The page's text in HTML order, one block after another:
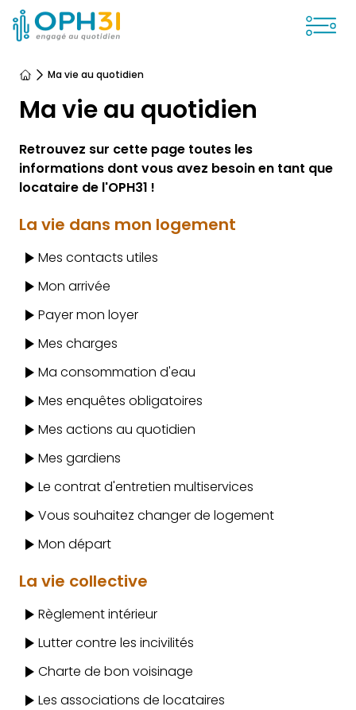
AccueilMa vie au quotidien
Ma vie au quotidien
Retrouvez sur cette page toutes les
informations dont vous avez besoin en tant que
locataire de l'OPH31 !
La vie dans mon logement
Mes contacts utiles
Mon arrivée
Payer mon loyer
Mes charges
Ma consommation d'eau
Mes enquêtes obligatoires
Mes actions au quotidien
Mes gardiens
Le contrat d'entretien multiservices
Vous souhaitez changer de logement
Mon départ
La vie collective
Règlement intérieur
Lutter contre les incivilités
Charte de bon voisinage
Les associations de locataires